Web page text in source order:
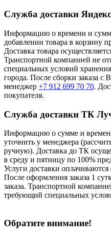
Служба доставки
Информацию о времени и
добавлении товара в корзину
Доставка товара
Транспортной компанией не
специальных условий
города. После сборки заказа с
менеджер +7 912 699 70 70.
покупателя.
Служба доставки ТК
Информацию о сумме и
уточнить у менеджера
ручную). Доставка до ТК
в среду и пятницу по 100%
Услуги доставки
После оформления заказа 1
заказа. Транспортной
требующий специальных
Обратите внимание!